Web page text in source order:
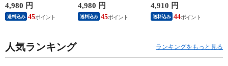
選べる2色 ホワイト
ブラック IH対応
4,980 円
送料込み 45
選べる2色 ホワイト
ブラック IH対応
4,980 円
送料込み 45
4,910 円
送料込み 44
人気ランキング ランキングをもっと見る